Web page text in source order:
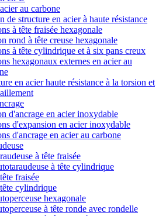
au carbone
de structure en acier à haute résistance
à tête fraisée hexagonale
rond à tête creuse hexagonale
à tête cylindrique et à six pans creux
hexagonaux externes en acier au
en acier haute résistance à la torsion et
d'ancrage en acier inoxydable
d'expansion en acier inoxydable
d'ancrage en acier au carbone
à tête fraisée
à tête cylindrique
fraisée
cylindrique
hexagonale
à tête ronde avec rondelle